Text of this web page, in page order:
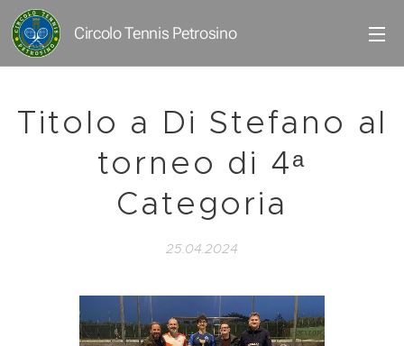
Circolo Tennis Petrosino
Titolo a Di Stefano al
torneo di 4ᵃ
Categoria
25.04.2024